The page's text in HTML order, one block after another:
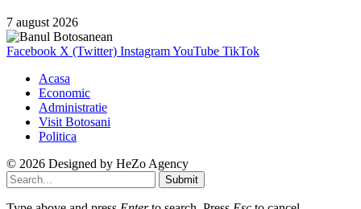
7 august 2026
Facebook X (Twitter) InstagramYouTube TikTok
Acasa
Economic
Administratie
Visit Botosani
Politica
© 2026 Designed by HeZo Agency
Submit